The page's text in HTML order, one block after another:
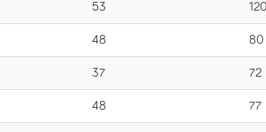
53 120
48 80
37 72
48 77